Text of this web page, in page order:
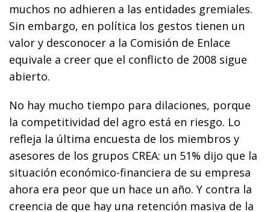
muchos no adhieren a las entidades gremiales.
Sin embargo, en política los gestos tienen un
valor y desconocer a la Comisión de Enlace
equivale a creer que el conflicto de 2008 sigue
abierto.
No hay mucho tiempo para dilaciones, porque
la competitividad del agro está en riesgo. Lo
refleja la última encuesta de los miembros y
asesores de los grupos CREA: un 51% dijo que la
situación económico-financiera de su empresa
ahora era peor que un hace un año. Y contra la
creencia de que hay una retención masiva de la